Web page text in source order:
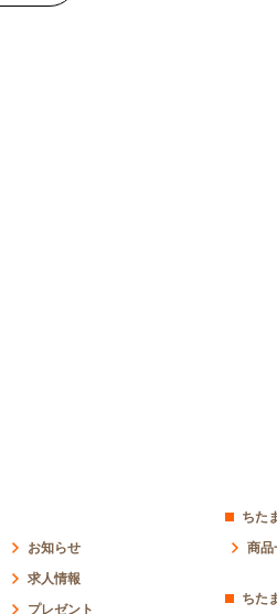
お知らせ
求人情報
プレゼント
ちた
商品
ちた